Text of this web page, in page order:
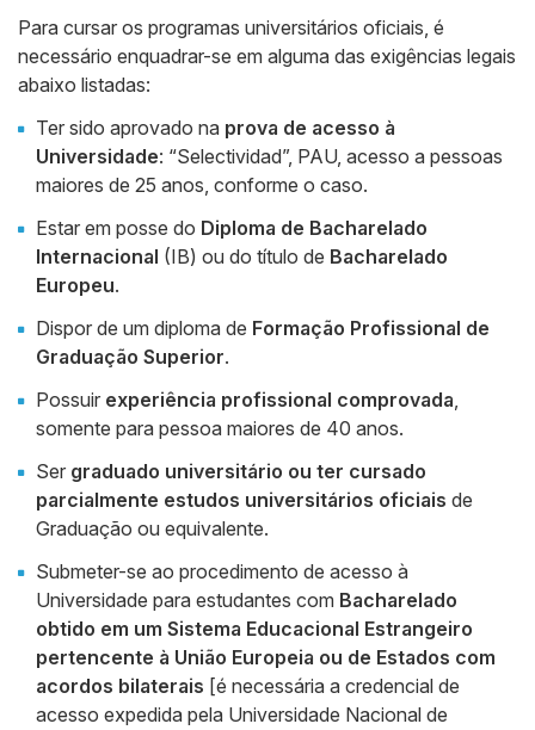
Para cursar os programas universitários oficiais, é
necessário enquadrar-se em alguma das exigências legais
abaixo listadas:
Ter sido aprovado na prova de acesso à
Universidade: “Selectividad”, PAU, acesso a pessoas
maiores de 25 anos, conforme o caso.
Estar em posse do Diploma de Bacharelado
Internacional (IB) ou do título de Bacharelado
Europeu.
Dispor de um diploma de Formação Profissional de
Graduação Superior.
Possuir experiência profissional comprovada,
somente para pessoa maiores de 40 anos.
Ser graduado universitário ou ter cursado
parcialmente estudos universitários oficiais de
Graduação ou equivalente.
Submeter-se ao procedimento de acesso à
Universidade para estudantes com Bacharelado
obtido em um Sistema Educacional Estrangeiro
pertencente à União Europeia ou de Estados com
acordos bilaterais [é necessária a credencial de
acesso expedida pela Universidade Nacional de